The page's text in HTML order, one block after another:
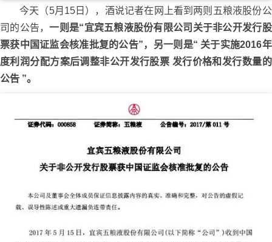
今天（5月15日），酒说记者在网上看到两则五粮液股份公
司的公告，一则是“宜宾五粮液股份有限公司关于非公开发行股
票获中国证监会核准批复的公告”，另一则是“ 关于实施2016年
度利润分配方案后调整非公开发行股票 发行价格和发行数量的
公告 ”。